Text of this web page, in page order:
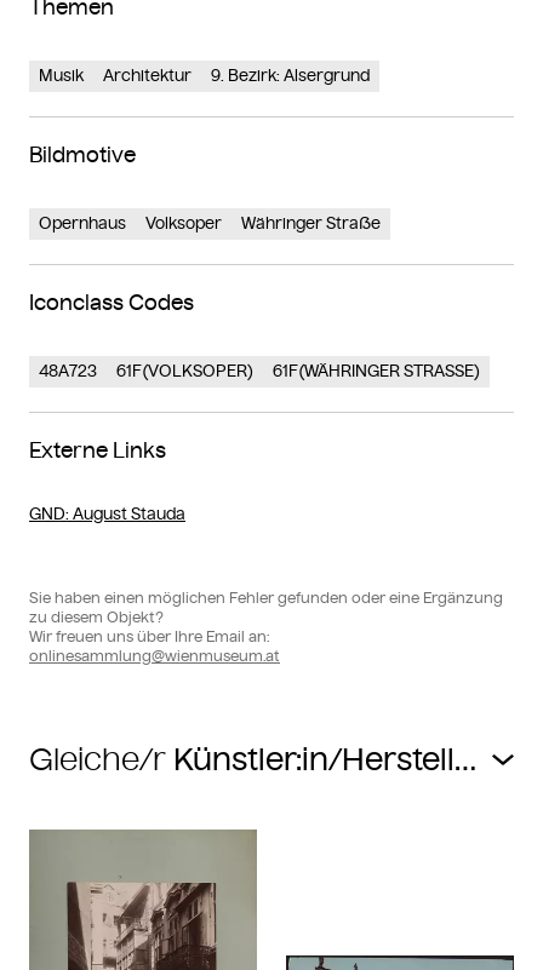
Themen
Musik Architektur 9. Bezirk: Alsergrund
Bildmotive
Opernhaus Volksoper Währinger Straße
Iconclass Codes
48A723 61F(VOLKSOPER) 61F(WÄHRINGER STRASSE)
Externe Links
GND: August Stauda
Sie haben einen möglichen Fehler gefunden oder eine Ergänzung
zu diesem Objekt?
Wir freuen uns über Ihre Email an:
onlinesammlung@wienmuseum.at
Gleiche/r